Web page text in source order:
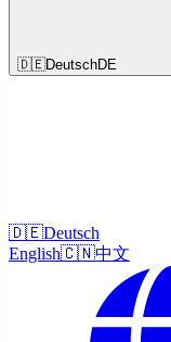
🇩🇪DeutschDE
🇩🇪Deutsch
English🇨🇳中文